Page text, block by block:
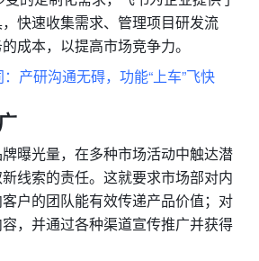
快速收集需求、管理项目研发流
成本，以提高市场竞争力。
产研沟通无碍，功能“上车”飞快
曝光量，在多种市场活动中触达潜
线索的责任。这就要求市场部对内
户的团队能有效传递产品价值；对
，并通过各种渠道宣传推广并获得